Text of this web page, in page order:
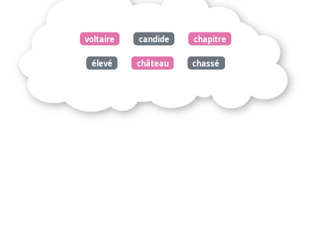
voltaire candide chapitre
élevé château chassé